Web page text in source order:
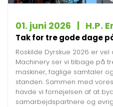
01. juni 2026 | H.P.
Tak for tre gode dage
Roskilde Dyrskue 2026 er vel
Machinery ser vi tilbage på
maskiner, faglige samtaler
standen. Sammen med
havde vi fornøjelsen af at
samarbejdspartnere og